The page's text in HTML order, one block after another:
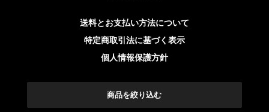
商品を絞り込む
送料とお支払い方法について
特定商取引法に基づく表示
個人情報保護方針
令和4年度第３次補正 事業再構築補助金により作成